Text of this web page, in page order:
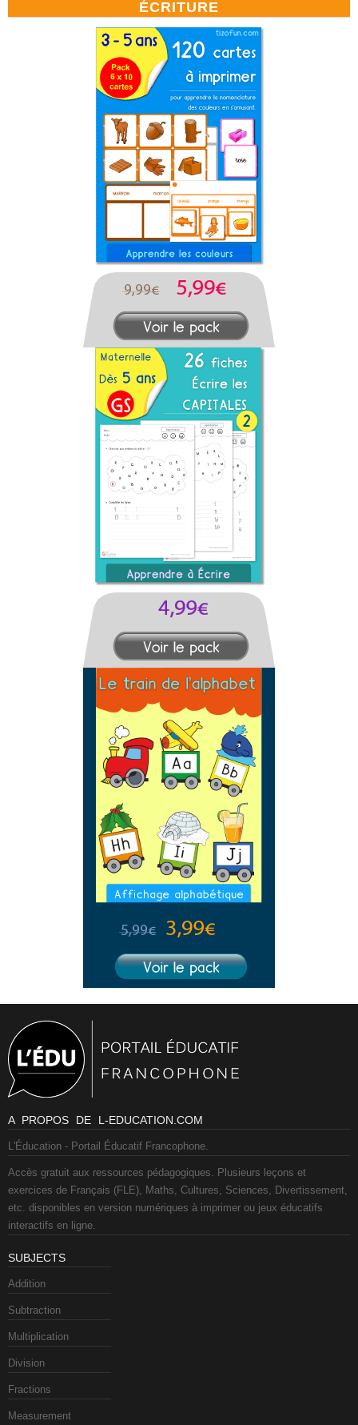
ÉCRITURE
A PROPOS DE L-EDUCATION.COM
L'Éducation - Portail Éducatif Francophone.
Accès gratuit aux ressources pédagogiques. Plusieurs leçons et
exercices de Français (FLE), Maths, Cultures, Sciences, Divertissement,
etc. disponibles en version numériques à imprimer ou jeux éducatifs
interactifs en ligne.
SUBJECTS
Addition
Subtraction
Multiplication
Division
Fractions
Measurement